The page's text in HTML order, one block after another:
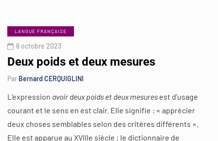
LANGUE FRANÇAISE
6 octobre 2023
Deux poids et deux mesures
Par Bernard CERQUIGLINI
L’expression avoir deux poids et deux mesures est d’usage
courant et le sens en est clair. Elle signifie : « apprécier
deux choses semblables selon des critères différents ».
Elle est apparue au XVIIIe siècle ; le dictionnaire de